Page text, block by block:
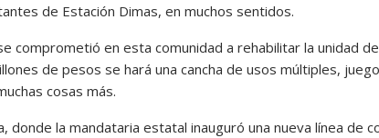
de Estación Dimas, en muchos sentidos.
comprometió en esta comunidad a rehabilitar la unidad
de pesos se hará una cancha de usos múltiples,
cosas más.
donde la mandataria estatal inauguró una nueva línea de